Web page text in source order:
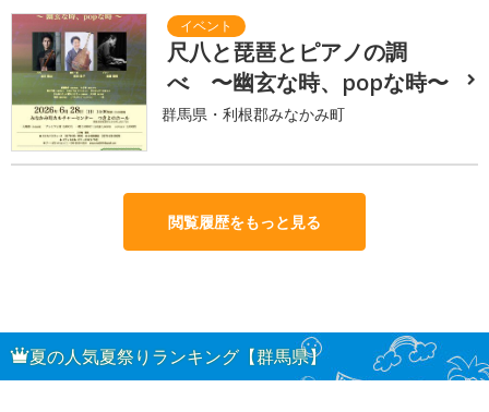
尺八と琵琶とピアノの調
べ 〜幽玄な時、popな時〜
群馬県・利根郡みなかみ町
閲覧履歴をもっと見る
夏の人気夏祭りランキング【群馬県】